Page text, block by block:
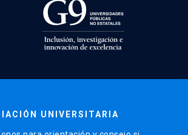
UNIVERSITARIA